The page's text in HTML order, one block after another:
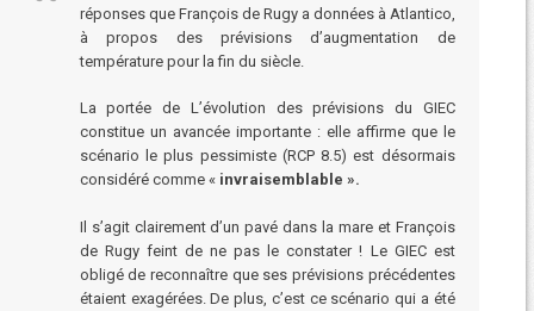
réponses que François de Rugy a données à Atlantico,
à propos des prévisions d’augmentation de
température pour la fin du siècle.
La portée de L’évolution des prévisions du GIEC
constitue un avancée importante : elle affirme que le
scénario le plus pessimiste (RCP 8.5) est désormais
considéré comme « invraisemblable ».
Il s’agit clairement d’un pavé dans la mare et François
de Rugy feint de ne pas le constater ! Le GIEC est
obligé de reconnaître que ses prévisions précédentes
étaient exagérées. De plus, c’est ce scénario qui a été